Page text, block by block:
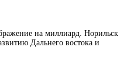
на миллиард. Норильск
Дальнего востока и